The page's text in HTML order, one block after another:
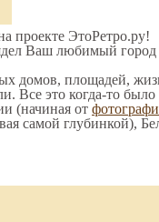
проекте ЭтоРетро.ру!
Ваш любимый
домов, площадей,
Все это когда-то было
(начиная от
самой глубинкой),